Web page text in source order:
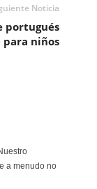
Noticia
portugués
niños
a menudo no